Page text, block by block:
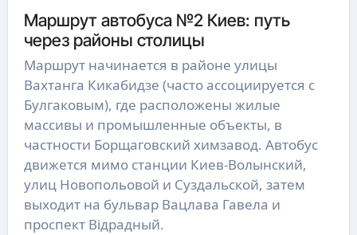
Маршрут автобуса №2 Киев: путь
через районы столицы
Маршрут начинается в районе улицы
Вахтанга Кикабидзе (часто ассоциируется с
Булгаковым), где расположены жилые
массивы и промышленные объекты, в
частности Борщаговский химзавод. Автобус
движется мимо станции Киев-Волынский,
улиц Новопольовой и Суздальской, затем
выходит на бульвар Вацлава Гавела и
проспект Відрадный.